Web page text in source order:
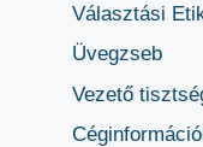
Választási
Üvegzseb
Vezető